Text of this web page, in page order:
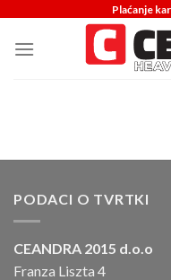
content
Plaćanje
PODACI O TVRTKI
CEANDRA 2015 d.o.o
Franza Liszta 4